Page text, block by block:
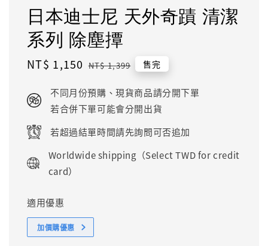
日本迪士尼 天外奇蹟 清潔
系列 除塵撢
Sale
NT$ 1,150 Regular
NT$ 1,399 售完
不同月份預購、現貨商品請分開下單
若合併下單可能會分開出貨
若超過結單時間請先詢問可否追加
Worldwide shipping（Select TWD for credit
card）
適用優惠
加價購優惠